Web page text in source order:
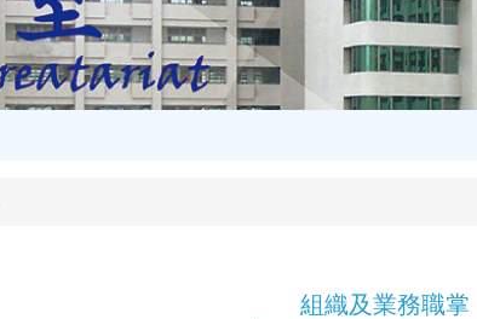
組織及業務職掌